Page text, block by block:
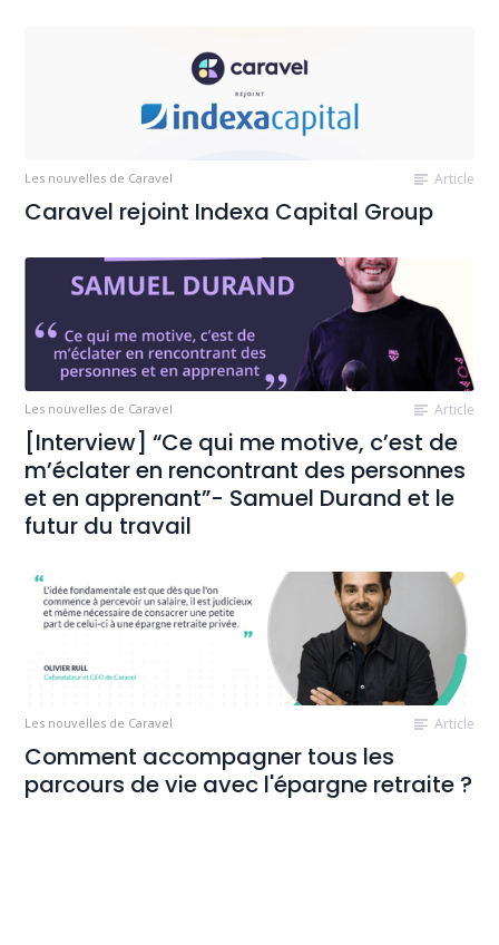
Les nouvelles de Caravel Article
Caravel rejoint Indexa Capital Group
Les nouvelles de Caravel Article
[Interview] “Ce qui me motive, c’est de
m’éclater en rencontrant des personnes
et en apprenant”- Samuel Durand et le
futur du travail
Les nouvelles de Caravel Article
Comment accompagner tous les
parcours de vie avec l'épargne retraite ?